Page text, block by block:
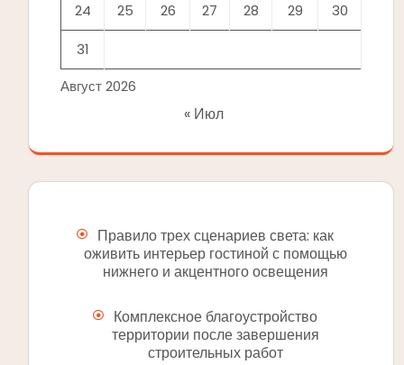
Август 2026
24 25 26 27 28 29 30
31
« Июл
Правило трех сценариев света: как
оживить интерьер гостиной с помощью
нижнего и акцентного освещения
Комплексное благоустройство
территории после завершения
строительных работ